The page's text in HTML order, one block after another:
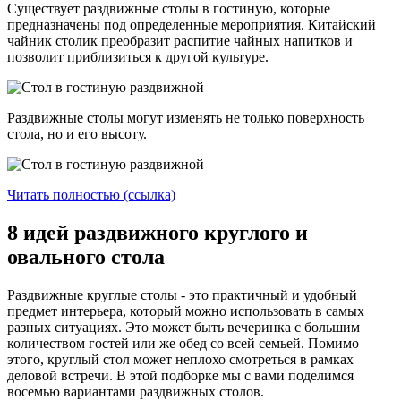
Существует раздвижные столы в гостиную, которые
предназначены под определенные мероприятия. Китайский
чайник столик преобразит распитие чайных напитков и
позволит приблизиться к другой культуре.
Раздвижные столы могут изменять не только поверхность
стола, но и его высоту.
Читать полностью (ссылка)
8 идей раздвижного круглого и
овального стола
Раздвижные круглые столы - это практичный и удобный
предмет интерьера, который можно использовать в самых
разных ситуациях. Это может быть вечеринка с большим
количеством гостей или же обед со всей семьей. Помимо
этого, круглый стол может неплохо смотреться в рамках
деловой встречи. В этой подборке мы с вами поделимся
восемью вариантами раздвижных столов.